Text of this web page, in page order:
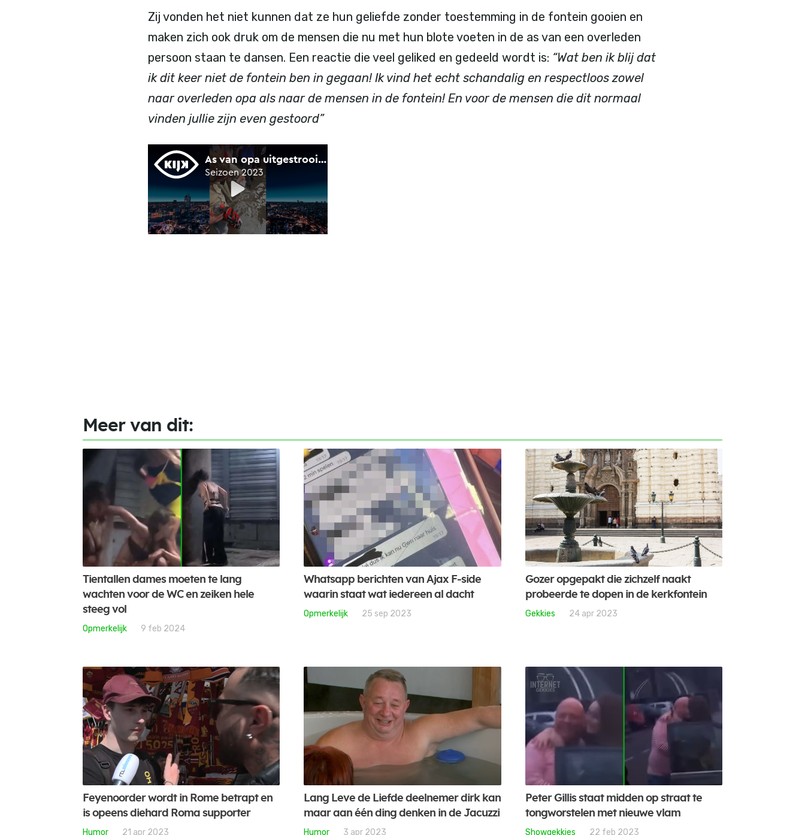
Zij vonden het niet kunnen dat ze hun geliefde zonder toestemming in de fontein gooien en
maken zich ook druk om de mensen die nu met hun blote voeten in de as van een overleden
persoon staan te dansen. Een reactie die veel geliked en gedeeld wordt is: “Wat ben ik blij dat
ik dit keer niet de fontein ben in gegaan! Ik vind het echt schandalig en respectloos zowel
naar overleden opa als naar de mensen in de fontein! En voor de mensen die dit normaal
vinden jullie zijn even gestoord”
Meer van dit:
Tientallen dames moeten te lang
wachten voor de WC en zeiken hele
steeg vol
Opmerkelijk 9 feb 2024
Whatsapp berichten van Ajax F-side
waarin staat wat iedereen al dacht
Opmerkelijk 25 sep 2023
Gozer opgepakt die zichzelf naakt
probeerde te dopen in de kerkfontein
Gekkies 24 apr 2023
Feyenoorder wordt in Rome betrapt en
is opeens diehard Roma supporter
Humor 21 apr 2023
Lang Leve de Liefde deelnemer dirk kan
maar aan één ding denken in de Jacuzzi
Humor 3 apr 2023
Peter Gillis staat midden op straat te
tongworstelen met nieuwe vlam
Showgekkies 22 feb 2023